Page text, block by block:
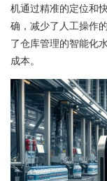
机通过精准的定位和
确，减少了人工操作
了仓库管理的智能化
成本。